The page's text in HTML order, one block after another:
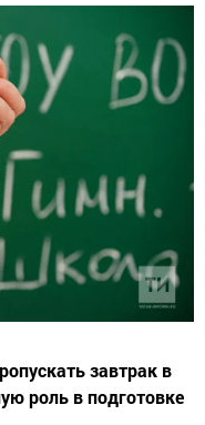
завтрак в
роль в подготовке